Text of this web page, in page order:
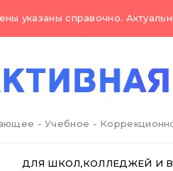
указаны справочно.
- Учебное -
ДЛЯ ШКОЛ,КОЛЛЕДЖЕЙ И